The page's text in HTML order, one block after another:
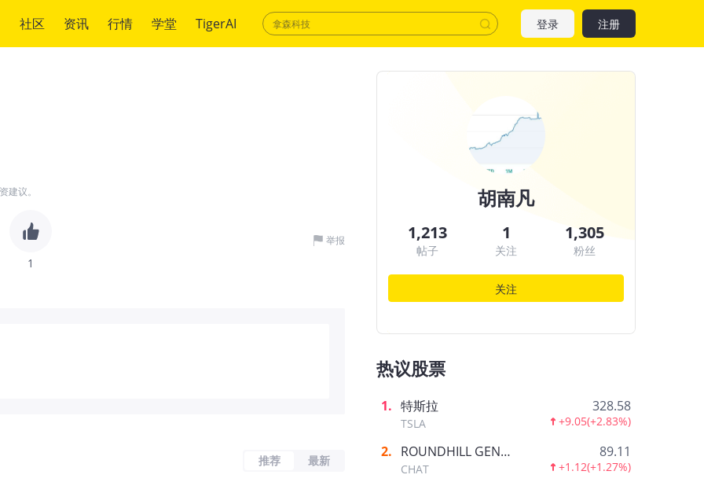
社区 资讯 行情 学堂 TigerAI 登录 注册
建议。
1
举报
推荐 最新
胡南凡
1,213
帖子
1
关注
1,305
粉丝
关注
热议股票
1. 特斯拉
TSLA
328.58
+9.05(+2.83%)
2. ROUNDHILL GENERATIVE AI & TECHNOLOGY ETF
CHAT
89.11
+1.12(+1.27%)